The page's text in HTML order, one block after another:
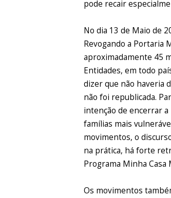
pode recair
No dia 13 de Maio de
Revogando a Portaria
aproximadamente 45
Entidades, em todo
dizer que não haveria
não foi republicada.
intenção de encerrar
famílias mais
movimentos, o
na prática, há forte
Programa Minha Casa
Os movimentos